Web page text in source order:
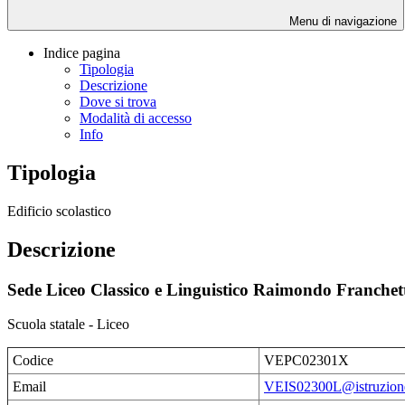
Menu di navigazione
Indice pagina
Tipologia
Descrizione
Dove si trova
Modalità di accesso
Info
Tipologia
Edificio scolastico
Descrizione
Sede Liceo Classico e Linguistico Raimondo
Scuola statale - Liceo
Codice
VEPC02301X
Email